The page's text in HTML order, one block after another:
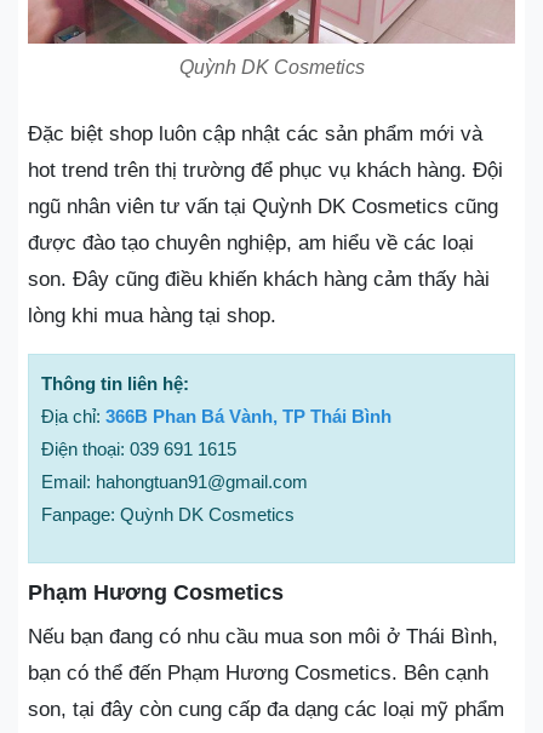
Quỳnh DK Cosmetics
Đặc biệt shop luôn cập nhật các sản phẩm mới và
hot trend trên thị trường để phục vụ khách hàng. Đội
ngũ nhân viên tư vấn tại Quỳnh DK Cosmetics cũng
được đào tạo chuyên nghiệp, am hiểu về các loại
son. Đây cũng điều khiến khách hàng cảm thấy hài
lòng khi mua hàng tại shop.
Thông tin liên hệ:
Địa chỉ: 366B Phan Bá Vành, TP Thái Bình
Điện thoại: 039 691 1615
Email: hahongtuan91@gmail.com
Fanpage: Quỳnh DK Cosmetics
Phạm Hương Cosmetics
Nếu bạn đang có nhu cầu mua son môi ở Thái Bình,
bạn có thể đến Phạm Hương Cosmetics. Bên cạnh
son, tại đây còn cung cấp đa dạng các loại mỹ phẩm